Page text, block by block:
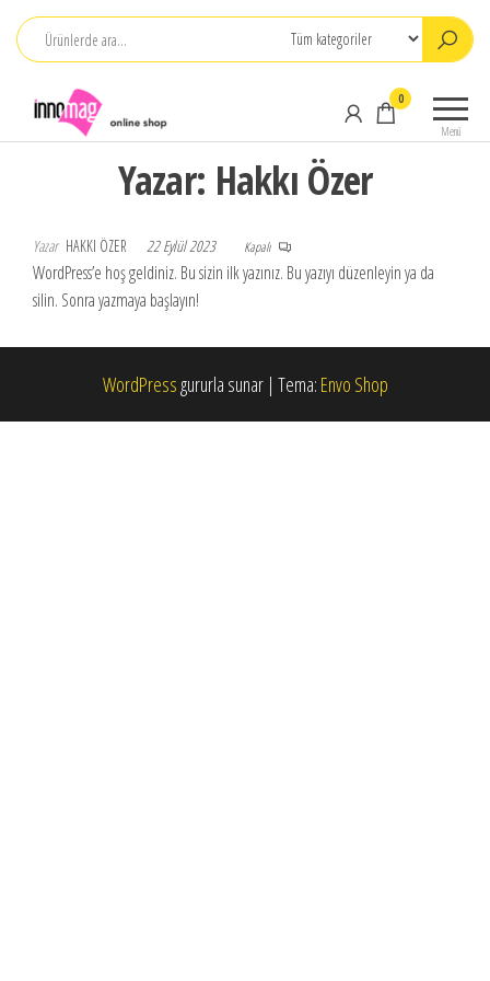
İçeriğe
atla
Satış /
Abone
Menü
0
Yazar: Hakkı Özer
Yazar HAKKI ÖZER 22 Eylül 2023 Kapalı
WordPress’e hoş geldiniz. Bu sizin ilk yazınız. Bu yazıyı düzenleyin ya da
silin. Sonra yazmaya başlayın!
WordPressgururla sunar | Tema: Envo Shop